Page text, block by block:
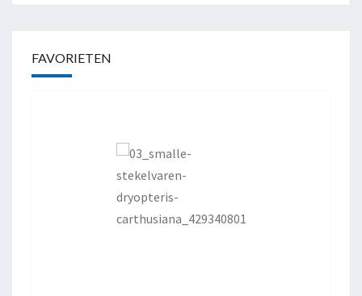
FAVORIETEN